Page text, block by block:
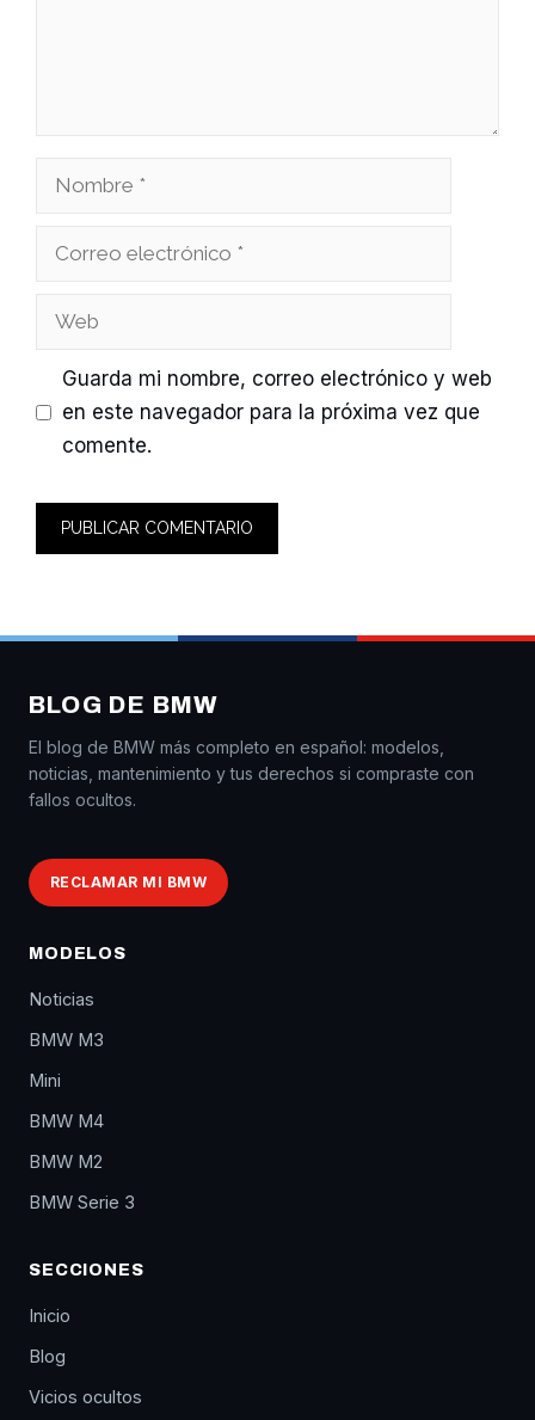
Nombre
Correo
Web
Guarda mi nombre, correo electrónico y web
en este navegador para la próxima vez que
comente.
BLOG DE BMW
El blog de BMW más completo en español: modelos,
noticias, mantenimiento y tus derechos si compraste con
fallos ocultos.
RECLAMAR MI BMW
MODELOS
Noticias
BMW M3
Mini
BMW M4
BMW M2
BMW Serie 3
SECCIONES
Inicio
Blog
Vicios ocultos